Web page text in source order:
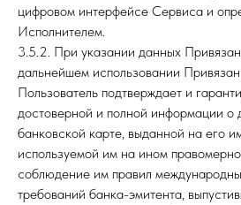
цифровом интерфейсе Сервиса и
Исполнителем.
3.5.2. При указании данных
дальнейшем использовании
Пользователь подтверждает и
достоверной и полной информации о
банковской карте, выданной на его
используемой им на ином
соблюдение им правил
требований банка-эмитента,